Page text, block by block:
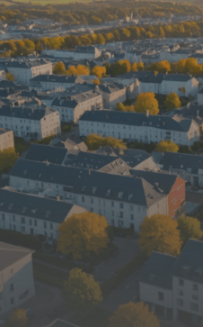
vérité exclusive qui
23 octobre 2025